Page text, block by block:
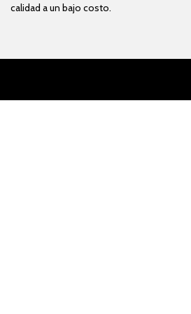
calidad a un bajo costo.